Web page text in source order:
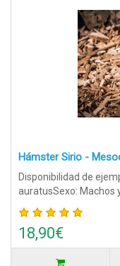
Hámster Sirio -
Disponibilidad de
auratusSexo: Machos
18,90€